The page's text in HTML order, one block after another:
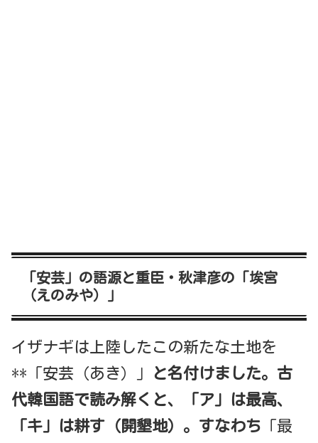
「安芸」の語源と重臣・秋津彦の「埃宮
（えのみや）」
イザナギは上陸したこの新たな土地を
**「安芸（あき）」
と名付けました。 古
代韓国語で読み解くと、「ア」は最高、
「キ」は耕す（開墾地）。すなわち 「最